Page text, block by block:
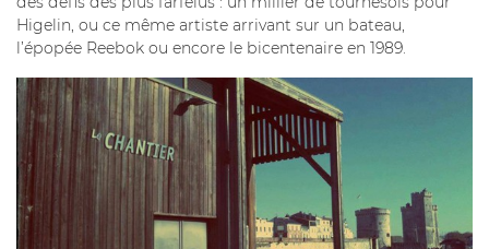
Higelin, ou ce même artiste arrivant sur un bateau,
l’épopée Reebok ou encore le bicentenaire en 1989.